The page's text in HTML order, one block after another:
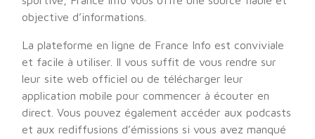
objective d’informations.
La plateforme en ligne de France Info est conviviale
et facile à utiliser. Il vous suffit de vous rendre sur
leur site web officiel ou de télécharger leur
application mobile pour commencer à écouter en
direct. Vous pouvez également accéder aux podcasts
et aux rediffusions d’émissions si vous avez manqué